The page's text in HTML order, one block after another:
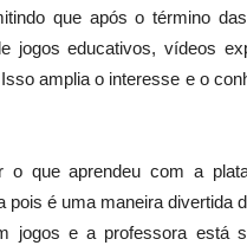
que após o término
jogos educativos, vídeos
amplia o interesse e o
que aprendeu com a
é uma maneira divertida
jogos e a professora está